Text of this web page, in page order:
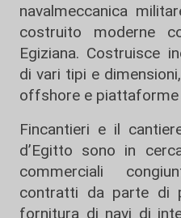
navalmeccanica
costruito moderne
Egiziana. Costruisce
di vari tipi e
offshore e
Fincantieri e il
d’Egitto sono in
commerciali
contratti da parte di
fornitura di navi di